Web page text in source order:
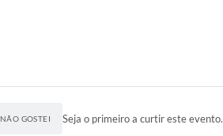
NÃO GOSTEI Seja o primeiro a curtir este evento.